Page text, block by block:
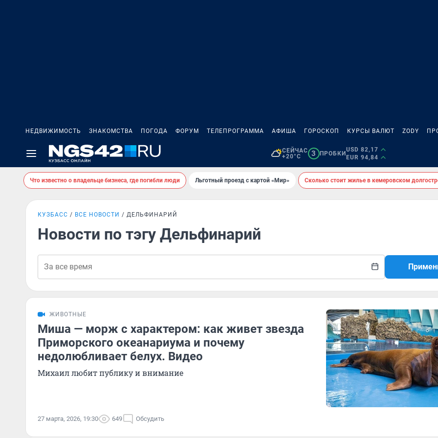
НЕДВИЖИМОСТЬ ЗНАКОМСТВА ПОГОДА ФОРУМ ТЕЛЕПРОГРАММА АФИША ГОРОСКОП КУРСЫ ВАЛЮТ ZODY
СЕЙЧАС
+20°C
3 ПРОБКИ
USD 82,17
EUR 94,84
Что известно о владельце бизнеса, где погибли люди Льготный проезд с картой «Мир» Сколько стоит жилье в кемеровском
КУЗБАСС ВСЕ НОВОСТИ ДЕЛЬФИНАРИЙ
Новости по тэгу Дельфинарий
ЖИВОТНЫЕ
Миша — морж с характером: как живет звезда
Приморского океанариума и почему
недолюбливает белух. Видео
Михаил любит публику и внимание
27 марта, 2026, 19:30 649 Обсудить